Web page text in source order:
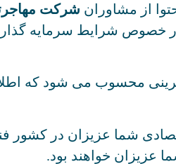
از مشاوران شرکت
خصوص شرایط سرمایه
محسوب می شود که
شما عزیزان در کشور
عزیزان خواهند بود.